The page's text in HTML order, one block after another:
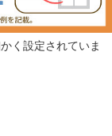
く設定されていま